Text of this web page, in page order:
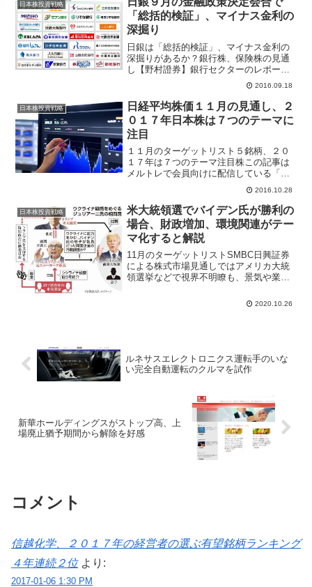
日本株投資戦略
「総括的検証」、マイナス金利の
深掘り
日銀は「総括的検証」、マイナス金利の
深掘りがあるか？銀行株、保険株の見通
し【野村證券】銀行セクターのレポート
では、マイナス金利政策は銀行収益への
ネガティブな影響の方が大きいと指摘。
それでも、マイナス金利継続を想定して
も足元の銀行株バリュエー...
2016.09.18
日本株投資戦略
日経平均株価１１月の見通し、２
０１７年日本株は７つのテーマに
注目
１１月のターゲットリスト５銘柄、２０
１７年は７つのテーマ注目株この記事は
メルトレで会員向けに配信している「ア
ナリストレポート拾い読み」です。【Ｓ
ＭＢＣ日興】11月の見通しでは、上期決
算は想定よりも悪くない可能性があると
指摘。米国の12月利上...
2016.10.28
日本株投資戦略
米大統領選でバイデン氏が勝利の
場合、財政増加、環境関連がテー
マ化すると解説
11月のターゲットリストSMBC日興証券
による株式市場見通しではアメリカ大統
領選挙などで視界不明瞭も、景気や業績
いと指摘。EPS回復・PER横ばいを想
2020.10.26
ルネサスエレクトロニクス運転手のいな
い完全自動運転のクルマを試作
新華ホールディングスがストップ高、上
場廃止猶予期間から解除を好感
コメント
信越化学、２０１７年の経営者の選ぶ有望銘柄ランキング
４年連続２位 より:
2017-01-06 1:30 PM